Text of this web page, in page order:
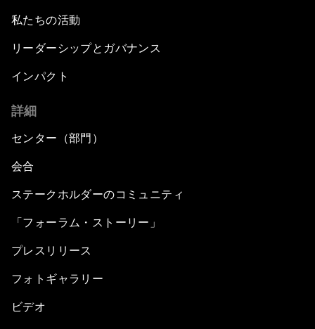
私たちの活動
リーダーシップとガバナンス
インパクト
詳細
センター（部門）
会合
ステークホルダーのコミュニティ
「フォーラム・ストーリー」
プレスリリース
フォトギャラリー
ビデオ